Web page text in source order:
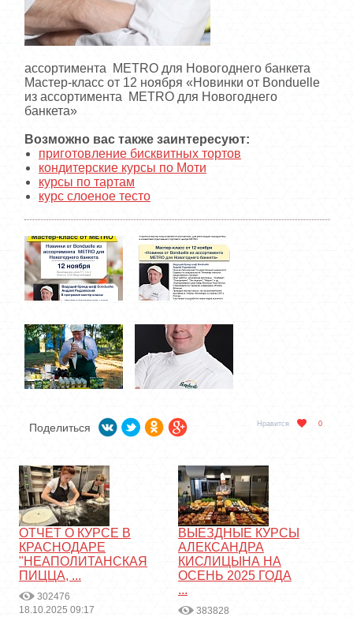
ассортимента METRO для Новогоднего банкета
Мастер-класс от 12 ноября «Новинки от Bonduelle
из ассортимента METRO для Новогоднего
банкета»
Возможно вас также заинтересуют:
приготовление бисквитных тортов
кондитерские курсы по Моти
курсы по тартам
курс слоеное тесто
Поделиться Нравится 0
ОТЧЕТ О КУРСЕ В
КРАСНОДАРЕ
"НЕАПОЛИТАНСКАЯ
ПИЦЦА, ...
302476
18.10.2025 09:17
ВЫЕЗДНЫЕ КУРСЫ
АЛЕКСАНДРА
КИСЛИЦЫНА НА
ОСЕНЬ 2025 ГОДА
...
383828